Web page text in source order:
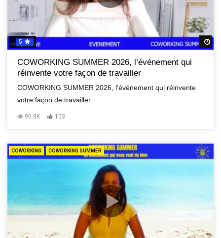
5
COWORKING SUMMER 2026, l’événement qui
réinvente votre façon de travailler
COWORKING SUMMER 2026, l'événement qui réinvente
votre façon de travailler.
90.8K 103
COWORKING COWORKING SUMMER